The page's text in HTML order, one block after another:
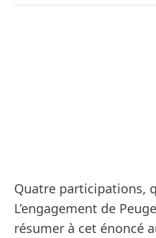
Quatre participations,
L’engagement de
résumer à cet énoncé